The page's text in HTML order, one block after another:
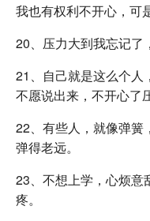
我也有权利不开心，可
20、压力大到我忘记了
21、自己就是这么个人
不愿说出来，不开心了
22、有些人，就像弹簧
弹得老远。
23、不想上学，心烦意
疼。